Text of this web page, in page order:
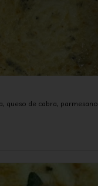
queso de cabra, parmesano